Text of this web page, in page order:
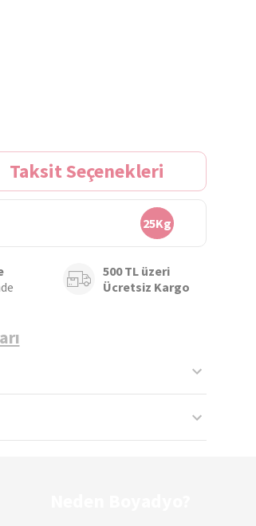
Taksit Seçenekleri
25Kg
500 TL üzeri
Ücretsiz Kargo